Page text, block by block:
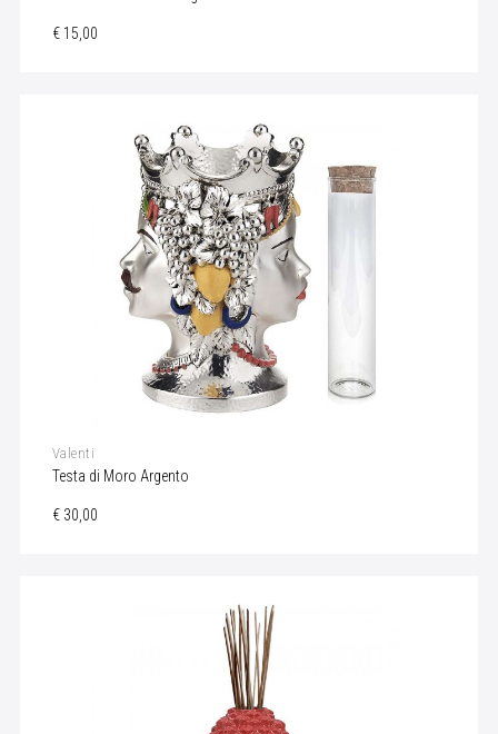
€ 15,00
Valenti
Testa di Moro Argento
€ 30,00